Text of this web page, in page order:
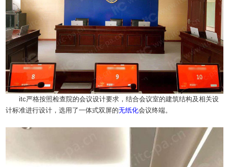
itc严格按照检查院的会议设计要求，结合会议室的建筑结构及相关设
计标准进行设计，选用了一体式双屏的无纸化会议终端。